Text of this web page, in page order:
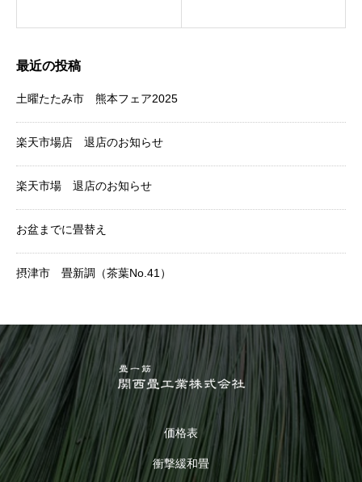
最近の投稿
土曜たたみ市 熊本フェア2025
楽天市場店 退店のお知らせ
楽天市場 退店のお知らせ
お盆までに畳替え
摂津市 畳新調（茶葉No.41）
価格表
衝撃緩和畳